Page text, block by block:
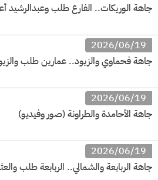
جاهة الوريكات.. الفارع طلب وعبدالرشيد
2026/06/19
جاهة فحماوي والزيود.. عمارين طلب
2026/06/19
جاهة الأحامدة والطراونة (صور وفيديو)
2026/06/19
جاهة الربابعة والشمالي.. الربابعة طلب